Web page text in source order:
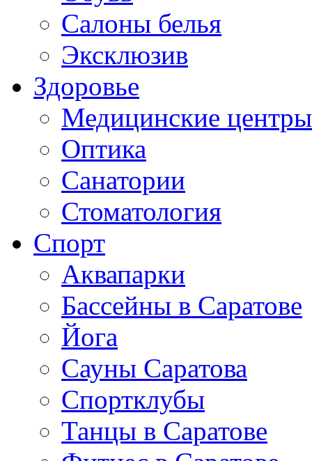
Салоны белья
Эксклюзив
Здоровье
Медицинские центры
Оптика
Санатории
Стоматология
Спорт
Аквапарки
Бассейны в Саратове
Йога
Сауны Саратова
Спортклубы
Танцы в Саратове